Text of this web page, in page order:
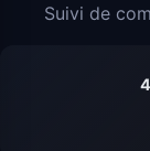
Suivi de